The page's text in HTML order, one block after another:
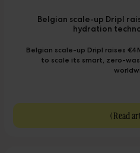
Belgian scale-up Dripl
hydration
Belgian scale-up Dripl raises
to scale its smart, zero-
(Read